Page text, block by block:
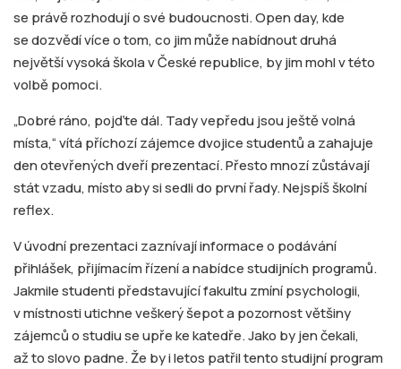
se právě rozhodují o své budoucnosti. Open day, kde
se dozvědí více o tom, co jim může nabídnout druhá
největší vysoká škola v České republice, by jim mohl v této
volbě pomoci.
„Dobré ráno, pojďte dál. Tady vepředu jsou ještě volná
místa,“ vítá příchozí zájemce dvojice studentů a zahajuje
den otevřených dveří prezentací. Přesto mnozí zůstávají
stát vzadu, místo aby si sedli do první řady. Nejspíš školní
reflex.
V úvodní prezentaci zaznívají informace o podávání
přihlášek, přijímacím řízení a nabídce studijních programů.
Jakmile studenti představující fakultu zmíní psychologii,
v místnosti utichne veškerý šepot a pozornost většiny
zájemců o studiu se upře ke katedře. Jako by jen čekali,
až to slovo padne. Že by i letos patřil tento studijní program